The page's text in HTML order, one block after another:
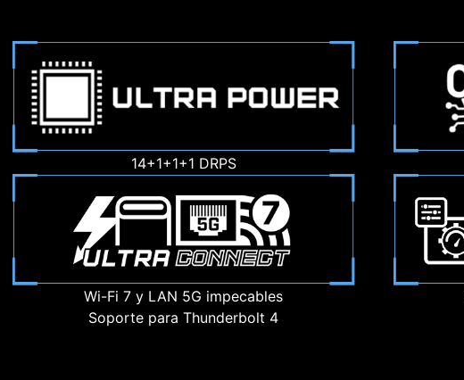
14+1+1+1 DRPS
Wi-Fi 7 y LAN 5G impecables
Soporte para Thunderbolt 4